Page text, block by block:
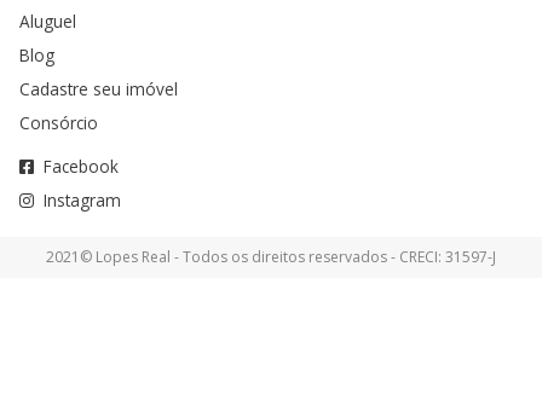
Aluguel
Blog
Cadastre seu imóvel
Consórcio
Facebook
Instagram
2021© Lopes Real - Todos os direitos reservados - CRECI: 31597-J